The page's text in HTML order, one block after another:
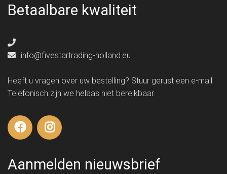
Betaalbare kwaliteit
info@fivestartrading-holland.eu
Heeft u vragen over uw bestelling? Stuur gerust een e-mail.
Telefonisch zijn we helaas niet bereikbaar.
Aanmelden nieuwsbrief